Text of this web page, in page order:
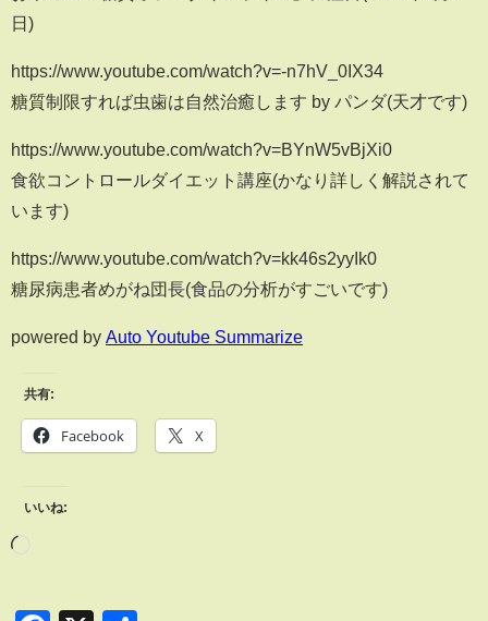
日)
https://www.youtube.com/watch?v=-n7hV_0IX34
糖質制限すれば虫歯は自然治癒します by パンダ(天才です)
https://www.youtube.com/watch?v=BYnW5vBjXi0
食欲コントロールダイエット講座(かなり詳しく解説されて
います)
https://www.youtube.com/watch?v=kk46s2yyIk0
糖尿病患者めがね団長(食品の分析がすごいです)
powered by Auto Youtube Summarize
共有:
Facebook X
いいね: